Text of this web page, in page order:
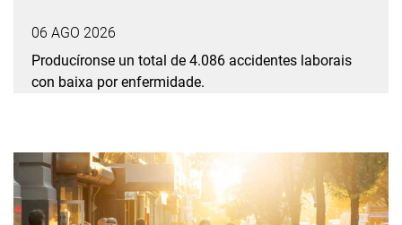
simplemente por intentar
gañarse a vida
06 AGO 2026
Producíronse un total de 4.086 accidentes laborais
con baixa por enfermidade.